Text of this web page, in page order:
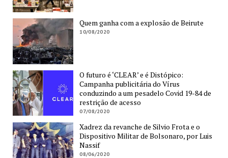
Quem ganha com a explosão de Beirute
10/08/2020
O futuro é ‘CLEAR’ e é Distópico:
Campanha publicitária do Vírus
conduzindo a um pesadelo Covid 19-84 de
restrição de acesso
07/08/2020
Xadrez da revanche de Silvio Frota e o
Dispositivo Militar de Bolsonaro, por Luis
Nassif
08/06/2020